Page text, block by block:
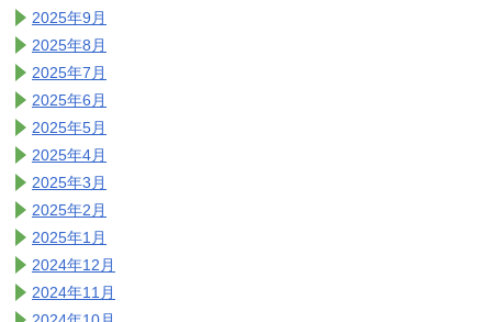
2025年9月
2025年8月
2025年7月
2025年6月
2025年5月
2025年4月
2025年3月
2025年2月
2025年1月
2024年12月
2024年11月